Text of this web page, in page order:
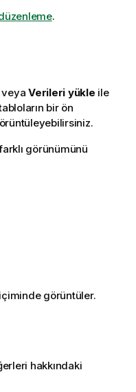
.
veya Verileri yükle ile
bir ön
görünümünü
görüntüler.
hakkındaki